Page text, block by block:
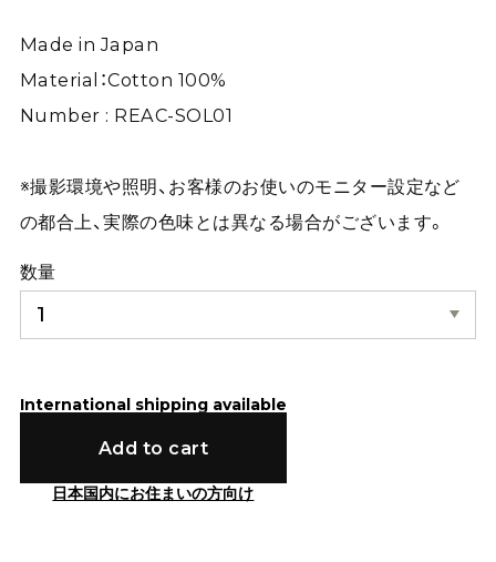
Made in Japan
Material：Cotton 100%
Number : REAC-SOL01
※撮影環境や照明、お客様のお使いのモニター設定など
の都合上、実際の色味とは異なる場合がございます。
数量
International shipping available
Add to cart
日本国内にお住まいの方向け